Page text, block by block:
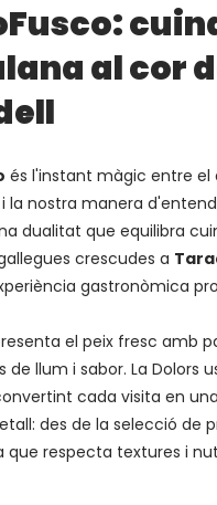
al cor
és l'instant màgic entre el
la nostra manera
dualitat que equilibra
crescudes a
gastronòmica
el peix fresc amb
de llum i sabor. La Dolors
cada visita en
des de la selecció de
que respecta textures i